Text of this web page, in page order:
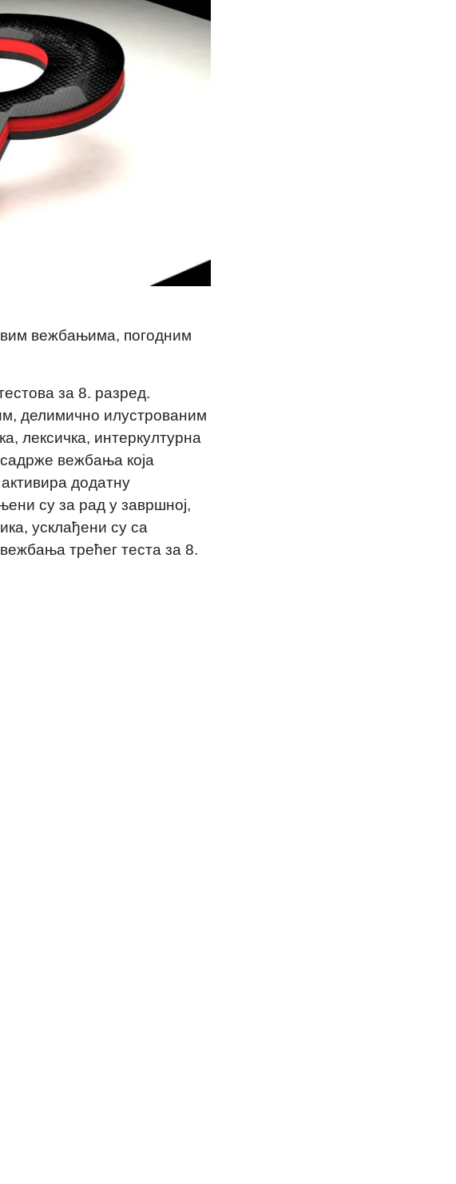
вежбањима, погодним
за 8. разред.
делимично илустрованим
лексичка, интеркултурна
вежбања која
додатну
су за рад у завршној,
усклађени су са
трећег теста за 8.